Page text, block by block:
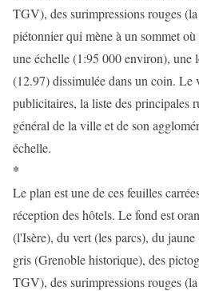
TGV), des surimpressions rouges
piétonnier qui mène à un sommet
une échelle (1:95 000 environ), une
(12.97) dissimulée dans un coin. Le
publicitaires, la liste des principales
général de la ville et de son
échelle.
*
Le plan est une de ces feuilles
réception des hôtels. Le fond est
(l'Isère), du vert (les parcs), du
gris (Grenoble historique), des
TGV), des surimpressions rouges